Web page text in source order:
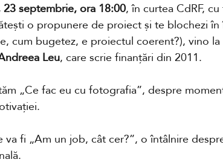
23 septembrie, ora 18:00, în curtea CdRF,
o propunere de proiect și te blochezi în
cum bugetez, e proiectul coerent?), vino
Leu, care scrie finanțări din 2011.
„Ce fac eu cu fotografia”, despre
va fi „Am un job, cât cer?”, o întâlnire